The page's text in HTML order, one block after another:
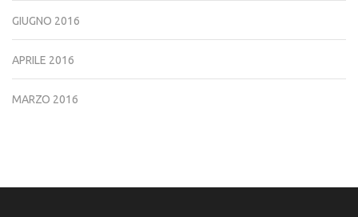
GIUGNO 2016
APRILE 2016
MARZO 2016